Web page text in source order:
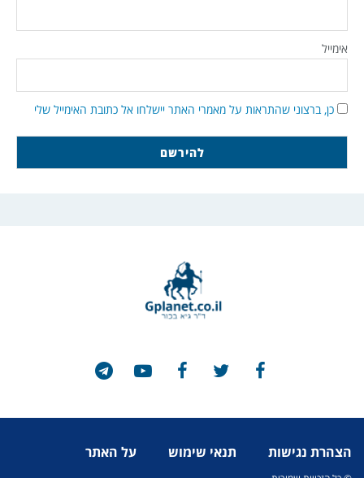
אימייל
כן, ברצוני שהתראות על מאמרי האתר יישלחו אל כתובת האימייל שלי
הצהרת נגישות תנאי שימוש על האתר